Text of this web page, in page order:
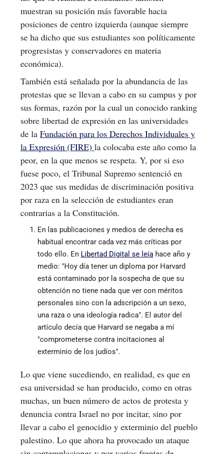
muestran su posición más favorable hacia
posiciones de centro izquierda (aunque siempre
se ha dicho que sus estudiantes son políticamente
progresistas y conservadores en materia
económica).
También está señalada por la abundancia de las
protestas que se llevan a cabo en su campus y por
sus formas, razón por la cual un conocido ranking
sobre libertad de expresión en las universidades
de la Fundación para los Derechos Individuales y
la Expresión (FIRE) la colocaba este año como la
peor, en la que menos se respeta. Y, por si eso
fuese poco, el Tribunal Supremo sentenció en
2023 que sus medidas de discriminación positiva
por raza en la selección de estudiantes eran
contrarias a la Constitución.
En las publicaciones y medios de derecha es
habitual encontrar cada vez más críticas por
todo ello. En Libertad Digital se leía hace año y
medio: "Hoy día tener un diploma por Harvard
está contaminado por la sospecha de que su
obtención no tiene nada que ver con méritos
personales sino con la adscripción a un sexo,
una raza o una ideología radica". El autor del
artículo decía que Harvard se negaba a mí
"comprometerse contra incitaciones al
exterminio de los judíos".
Lo que viene sucediendo, en realidad, es que en
esa universidad se han producido, como en otras
muchas, un buen número de actos de protesta y
denuncia contra Israel no por incitar, sino por
llevar a cabo el genocidio y exterminio del pueblo
palestino. Lo que ahora ha provocado un ataque